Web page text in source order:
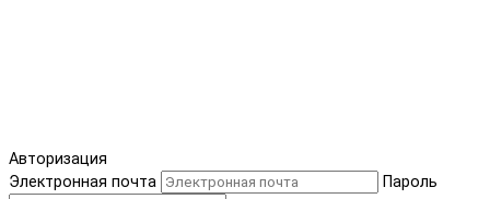
Авторизация
Электронная почта
Пароль